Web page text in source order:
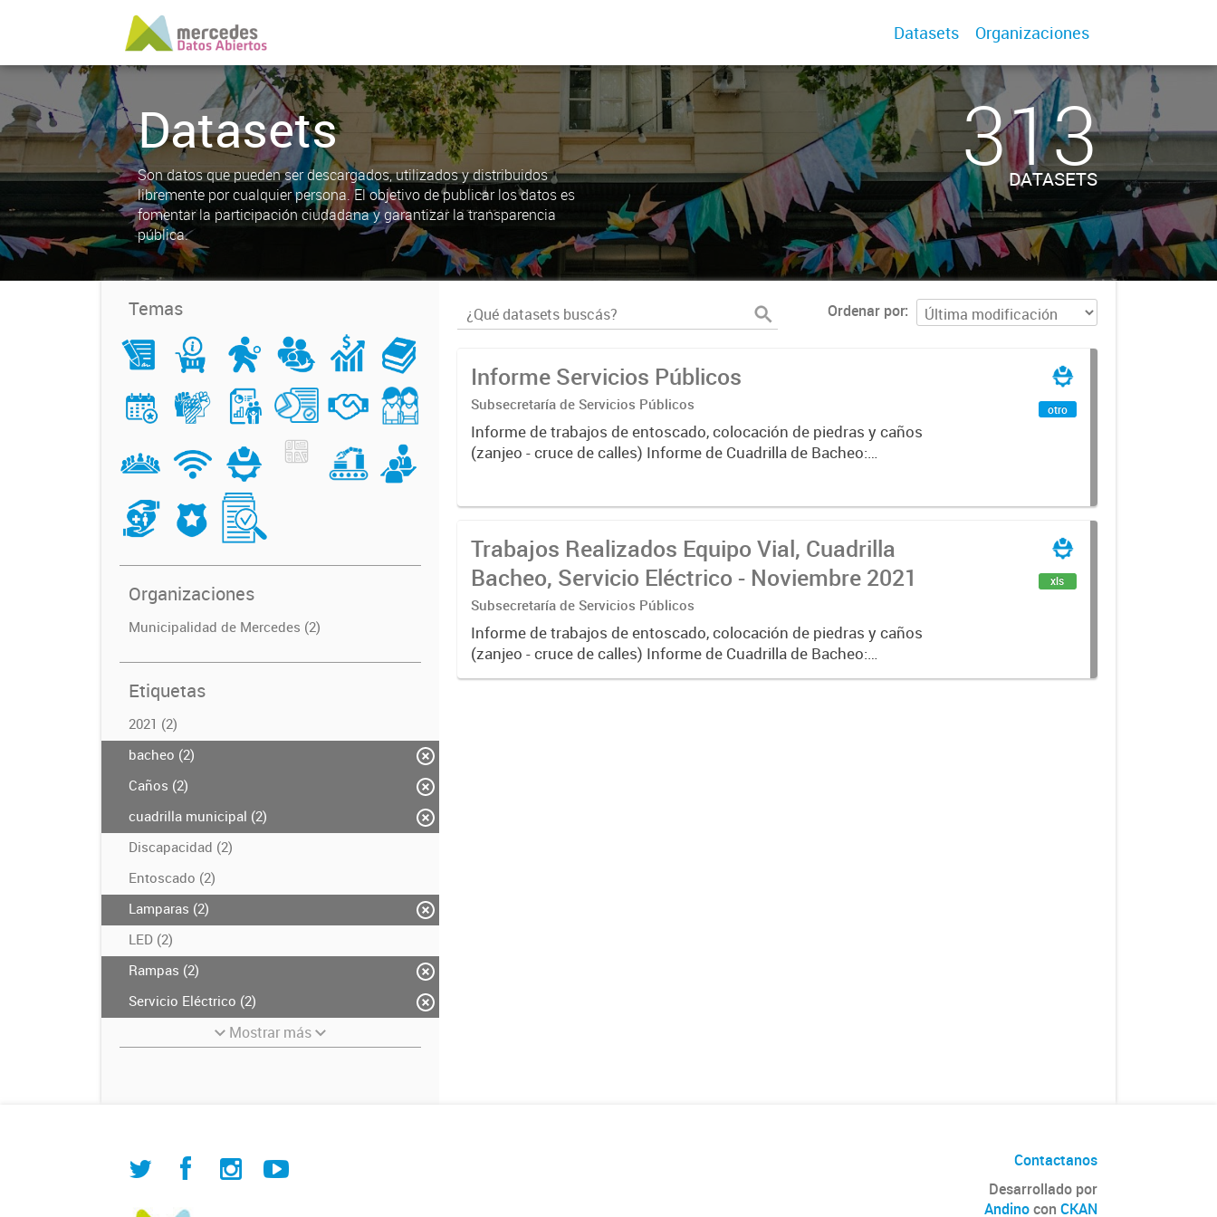
Datasets Organizaciones
Datasets
Son datos que pueden ser descargados, utilizados y distribuidos
libremente por cualquier persona. El objetivo de publicar los datos es
fomentar la participación ciudadana y garantizar la transparencia
pública.
313
DATASETS
Temas
Organizaciones
Municipalidad de Mercedes (2)
Etiquetas
2021 (2)
bacheo (2)
Caños (2)
cuadrilla municipal (2)
Discapacidad (2)
Entoscado (2)
Lamparas (2)
LED (2)
Rampas (2)
Servicio Eléctrico (2)
Mostrar más
Ordenar por
Informe Servicios Públicos
Subsecretaría de Servicios Públicos
Informe de trabajos de entoscado, colocación de piedras y caños
(zanjeo - cruce de calles) Informe de Cuadrilla de Bacheo:
otro
Trabajos Realizados Equipo Vial, Cuadrilla
Bacheo, Servicio Eléctrico - Noviembre 2021
Subsecretaría de Servicios Públicos
Informe de trabajos de entoscado, colocación de piedras y caños
(zanjeo - cruce de calles) Informe de Cuadrilla de Bacheo:
albañilería y construcción, colocación de tapa registro,
xls
Contactanos
Desarrollado por
Andinocon CKAN